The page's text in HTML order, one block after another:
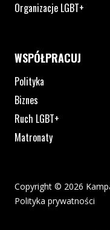
Organizacje LGBT+
WSPÓŁPRACUJ
Polityka
Biznes
Ruch LGBT+
Matronaty
Copyright © 2026
Polityka prywatności